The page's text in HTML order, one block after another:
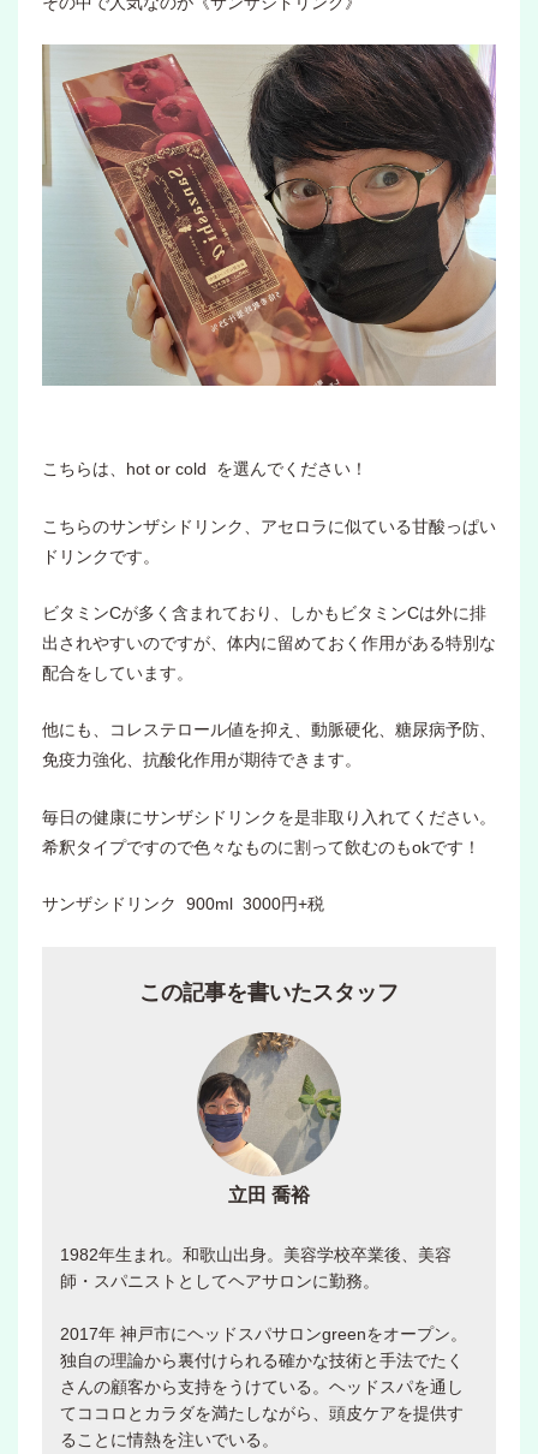
こちらは、hot or cold を選んでください！
こちらのサンザシドリンク、アセロラに似ている甘酸っぱい
ドリンクです。
ビタミンCが多く含まれており、しかもビタミンCは外に排
出されやすいのですが、体内に留めておく作用がある特別な
配合をしています。
他にも、コレステロール値を抑え、動脈硬化、糖尿病予防、
免疫力強化、抗酸化作用が期待できます。
毎日の健康にサンザシドリンクを是非取り入れてください。
希釈タイプですので色々なものに割って飲むのもokです！
サンザシドリンク 900ml 3000円+税
この記事を書いたスタッフ
立田 喬裕
1982年生まれ。和歌山出身。美容学校卒業後、美容
師・スパニストとしてヘアサロンに勤務。
2017年 神戸市にヘッドスパサロンgreenをオープン。
独自の理論から裏付けられる確かな技術と手法でたく
さんの顧客から支持をうけている。ヘッドスパを通し
てココロとカラダを満たしながら、頭皮ケアを提供す
ることに情熱を注いでいる。